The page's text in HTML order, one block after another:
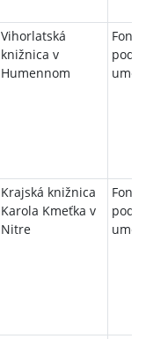
Vihorlatská
knižnica v
Humennom
Fond
Krajská knižnica
Karola Kmeťka v
Nitre
Fond